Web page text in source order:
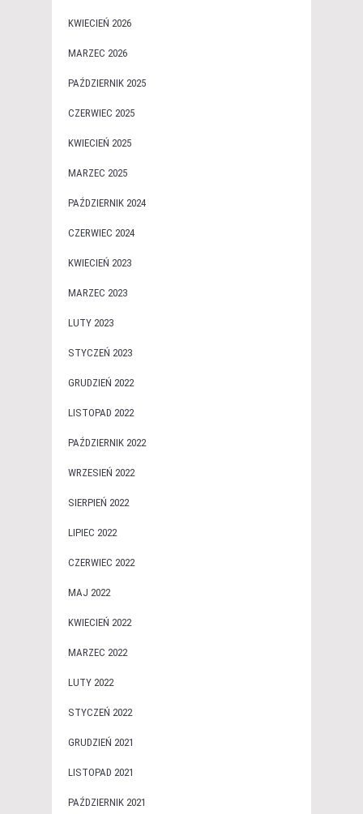
KWIECIEŃ 2026
MARZEC 2026
PAŹDZIERNIK 2025
CZERWIEC 2025
KWIECIEŃ 2025
MARZEC 2025
PAŹDZIERNIK 2024
CZERWIEC 2024
KWIECIEŃ 2023
MARZEC 2023
LUTY 2023
STYCZEŃ 2023
GRUDZIEŃ 2022
LISTOPAD 2022
PAŹDZIERNIK 2022
WRZESIEŃ 2022
SIERPIEŃ 2022
LIPIEC 2022
CZERWIEC 2022
MAJ 2022
KWIECIEŃ 2022
MARZEC 2022
LUTY 2022
STYCZEŃ 2022
GRUDZIEŃ 2021
LISTOPAD 2021
PAŹDZIERNIK 2021